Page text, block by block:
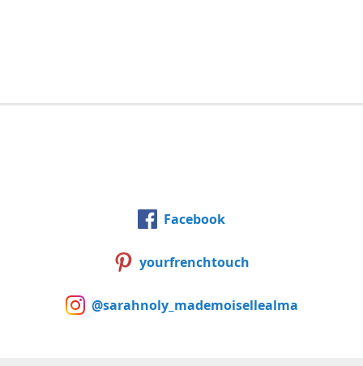
Facebook
yourfrenchtouch
@sarahnoly_mademoisellealma